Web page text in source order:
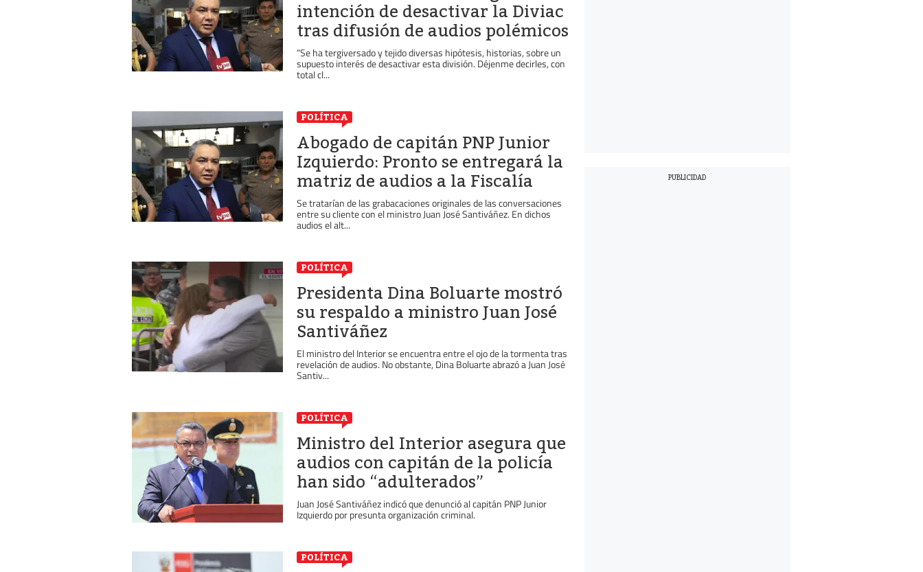
intención de desactivar la Diviac
tras difusión de audios polémicos
“Se ha tergiversado y tejido diversas hipótesis, historias, sobre un
supuesto interés de desactivar esta división. Déjenme decirles, con
total cl...
POLÍTICA
Abogado de capitán PNP Junior
Izquierdo: Pronto se entregará la
matriz de audios a la Fiscalía
Se tratarían de las grabacaciones originales de las conversaciones
entre su cliente con el ministro Juan José Santiváñez. En dichos
audios el alt...
POLÍTICA
Presidenta Dina Boluarte mostró
su respaldo a ministro Juan José
Santiváñez
El ministro del Interior se encuentra entre el ojo de la tormenta tras
revelación de audios. No obstante, Dina Boluarte abrazó a Juan José
Santiv...
POLÍTICA
Ministro del Interior asegura que
audios con capitán de la policía
han sido “adulterados”
Juan José Santiváñez indicó que denunció al capitán PNP Junior
Izquierdo por presunta organización criminal.
POLÍTICA